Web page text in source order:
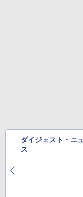
ダイジェスト・ニ
ス